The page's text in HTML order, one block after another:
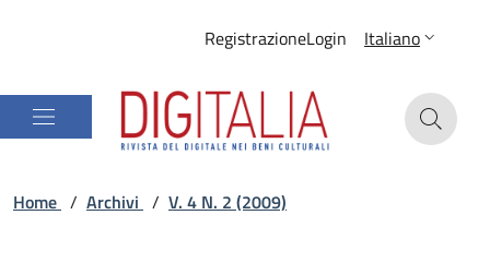
RegistrazioneLogin Italiano
Home / Archivi / V. 4 N. 2 (2009)